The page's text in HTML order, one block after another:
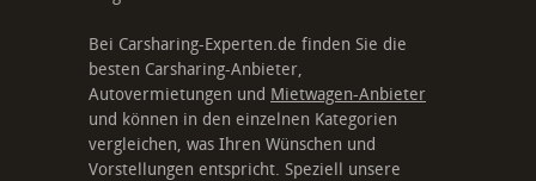
Bei Carsharing-Experten.de finden Sie die
besten Carsharing-Anbieter,
Autovermietungen und Mietwagen-Anbieter
und können in den einzelnen Kategorien
vergleichen, was Ihren Wünschen und
Vorstellungen entspricht. Speziell unsere